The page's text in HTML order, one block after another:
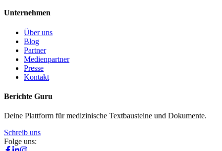
Unternehmen
Über uns
Blog
Partner
Medienpartner
Presse
Kontakt
Berichte Guru
Deine Plattform für medizinische Textbausteine und Dokumente.
Schreib uns
Folge uns: